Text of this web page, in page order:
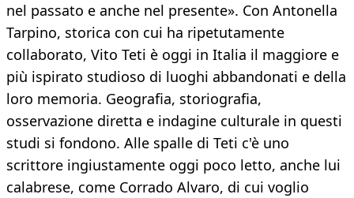
nel passato e anche nel presente». Con Antonella
Tarpino, storica con cui ha ripetutamente
collaborato, Vito Teti è oggi in Italia il maggiore e
più ispirato studioso di luoghi abbandonati e della
loro memoria. Geografia, storiografia,
osservazione diretta e indagine culturale in questi
studi si fondono. Alle spalle di Teti c'è uno
scrittore ingiustamente oggi poco letto, anche lui
calabrese, come Corrado Alvaro, di cui voglio